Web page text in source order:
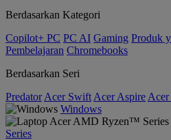
Berdasarkan Kategori
Copilot+ PC PC AI Gaming Produk
Pembelajaran Chromebooks
Berdasarkan Seri
Predator Acer Swift Acer Aspire
Windows
Series